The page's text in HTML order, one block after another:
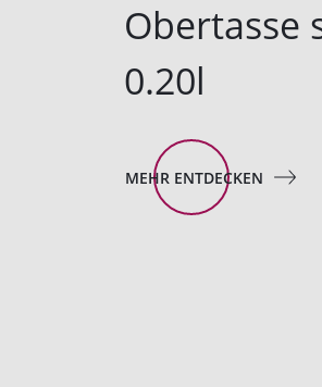
Obertasse
0.20l
MEHR ENTDECKEN